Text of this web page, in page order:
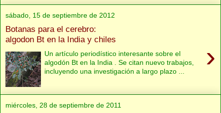
sábado, 15 de septiembre de 2012
Botanas para el cerebro:
algodon Bt en la India y chiles
›
Un artículo periodístico interesante sobre el
algodón Bt en la India . Se citan nuevo trabajos,
incluyendo una investigación a largo plazo ...
miércoles, 28 de septiembre de 2011